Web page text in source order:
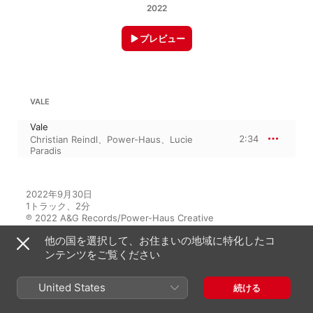
2022
プレビュー
VALE
Vale
Christian Reindl、 Power-Haus、 Lucie
Paradis
2:34
2022年9月30日
1トラック、2分
℗ 2022 A&G Records/Power-Haus Creative
レコードレーベル
A&G Records
他の国を選択して、お住まいの地域に特化したコ
ンテンツをご覧ください
United States 続ける